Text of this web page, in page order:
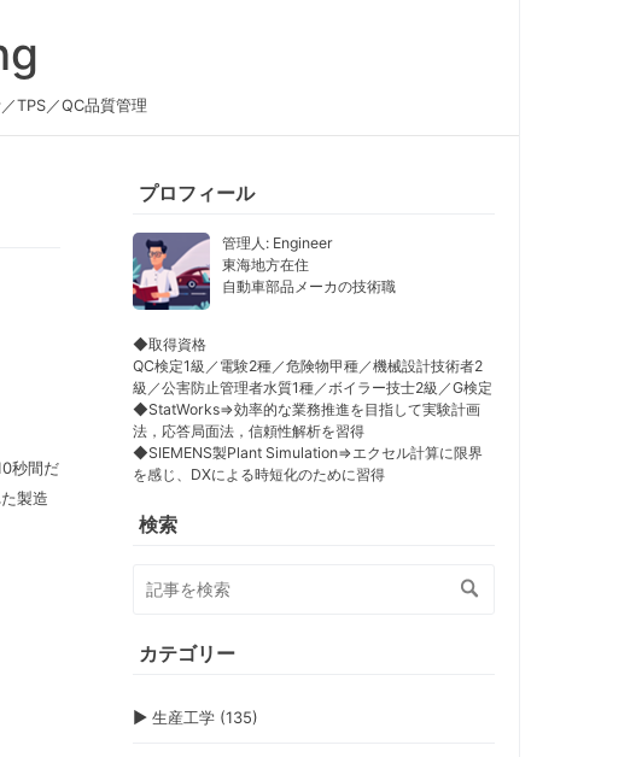
TPS／QC品質管理
秒間だ
製造
プロフィール
管理人: Engineer
東海地方在住
自動車部品メーカの技術職
◆取得資格
QC検定1級／電験2種／危険物甲種／機械設計技術者2
級／公害防止管理者水質1種／ボイラー技士2級／G検定
◆StatWorks⇒効率的な業務推進を目指して実験計画
法，応答局面法，信頼性解析を習得
◆SIEMENS製Plant Simulation⇒エクセル計算に限界
を感じ、DXによる時短化のために習得
検索
カテゴリー
▶ 生産工学 (135)